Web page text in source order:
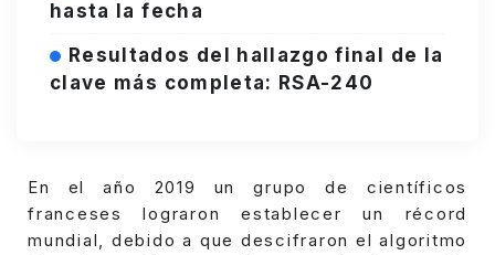
hasta la fecha
Resultados del hallazgo final de la
clave más completa: RSA-240
En el año 2019 un grupo de científicos
franceses lograron establecer un récord
mundial, debido a que descifraron el algoritmo